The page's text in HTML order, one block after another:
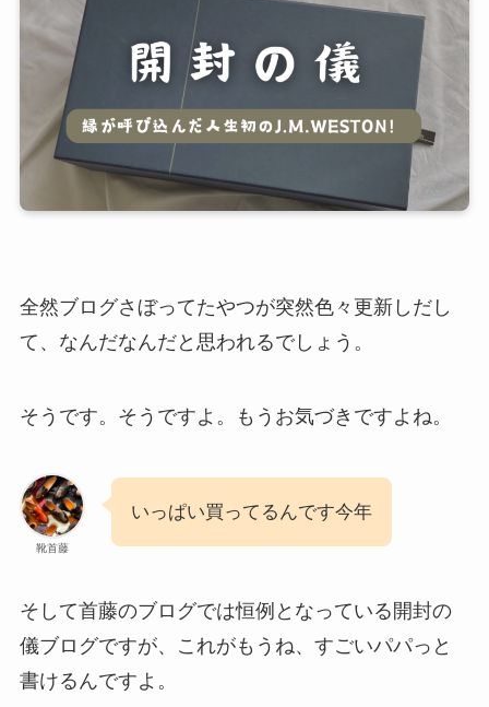
全然ブログさぼってたやつが突然色々更新しだし
て、なんだなんだと思われるでしょう。
そうです。そうですよ。もうお気づきですよね。
靴首藤
いっぱい買ってるんです今年
そして首藤のブログでは恒例となっている開封の
儀ブログですが、これがもうね、すごいパパっと
書けるんですよ。